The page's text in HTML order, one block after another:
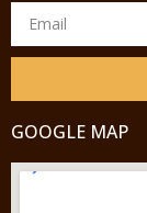
GOOGLE MAP